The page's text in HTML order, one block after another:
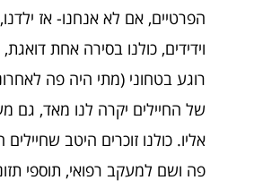
הפרטיים, אם לא אנחנו- אז
וידידים, כולנו בסירה אחת
רוגע בטחוני (מתי היה פה
של החיילים יקרה לנו מאד, גם
אליו. כולנו זוכרים היטב
פה ושם למעקב רפואי, תוספי